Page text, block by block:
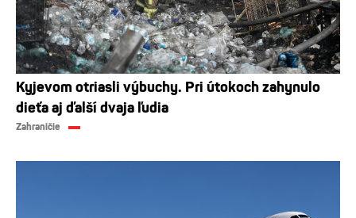
Kyjevom otriasli výbuchy. Pri útokoch zahynulo
dieťa aj ďalší dvaja ľudia
Zahraničie